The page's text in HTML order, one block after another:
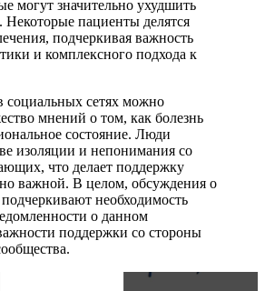
могут значительно ухудшить
Некоторые пациенты делятся
подчеркивая важность
и комплексного подхода к
социальных сетях можно
мнений о том, как болезнь
состояние. Люди
изоляции и непонимания со
что делает поддержку
важной. В целом, обсуждения о
необходимость
о данном
поддержки со стороны